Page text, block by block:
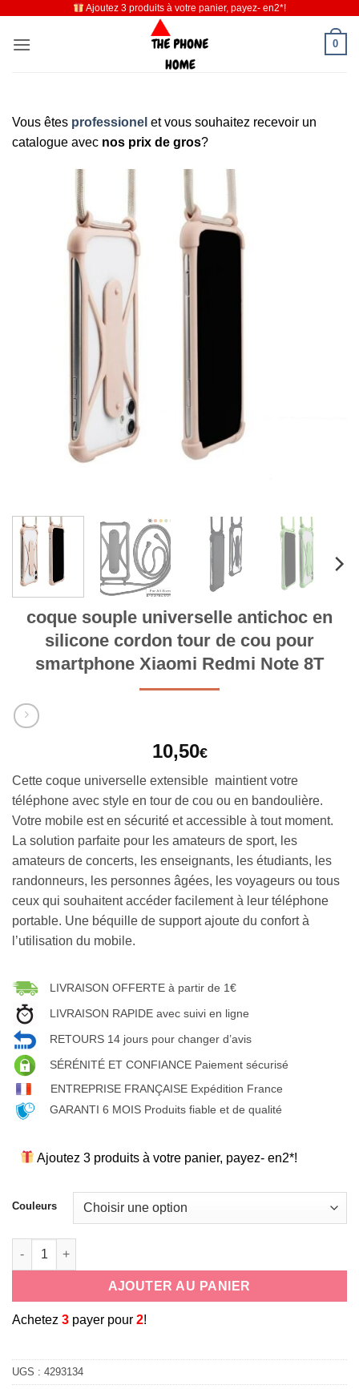
contenu
Ajoutez 3 produits à votre panier, payez- en2*!
0
Vous êtes professionel et vous souhaitez recevoir un
catalogue avec nos prix de gros?
coque souple universelle antichoc en
silicone cordon tour de cou pour
smartphone Xiaomi Redmi Note 8T
10,50€
Cette coque universelle extensible maintient votre
téléphone avec style en tour de cou ou en bandoulière.
Votre mobile est en sécurité et accessible à tout moment.
La solution parfaite pour les amateurs de sport, les
amateurs de concerts, les enseignants, les étudiants, les
randonneurs, les personnes âgées, les voyageurs ou tous
ceux qui souhaitent accéder facilement à leur téléphone
portable. Une béquille de support ajoute du confort à
l’utilisation du mobile.
LIVRAISON OFFERTE à partir de 1€
LIVRAISON RAPIDE avec suivi en ligne
RETOURS 14 jours pour changer d’avis
SÉRÉNITÉ ET CONFIANCE Paiement sécurisé
ENTREPRISE FRANÇAISE Expédition France
GARANTI 6 MOIS Produits fiable et de qualité
Ajoutez 3 produits à votre panier, payez- en2*!
Couleurs
quantité de coque souple universelle antichoc en silicone
AJOUTER AU PANIER
Achetez 3 payer pour 2!
UGS : 4293134